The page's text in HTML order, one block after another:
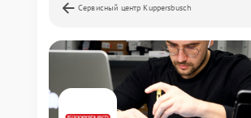
Сервисный центр Kuppersbusch